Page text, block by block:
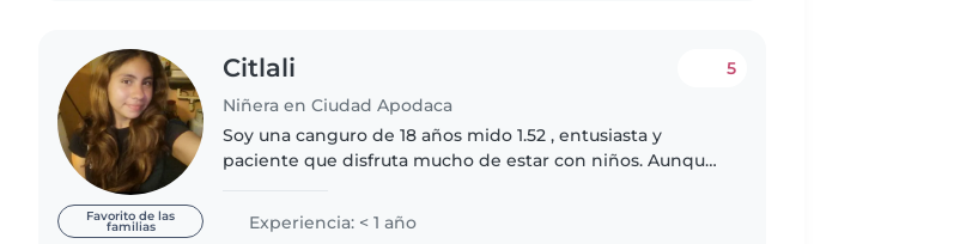
Favorito de las
familias
Citlali
Niñera en Ciudad Apodaca
5
Soy una canguro de 18 años mido 1.52 , entusiasta y
paciente que disfruta mucho de estar con niños. Aunque
con bebés, niños pequeños,..
Experiencia: < 1 año